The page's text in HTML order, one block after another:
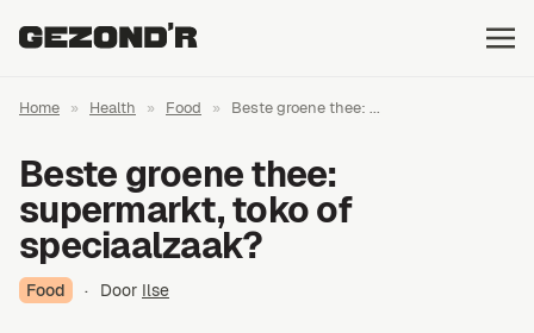
Home » Health » Food » Beste groene thee: ...
Beste groene thee:
supermarkt, toko of
speciaalzaak?
Food · Door Ilse